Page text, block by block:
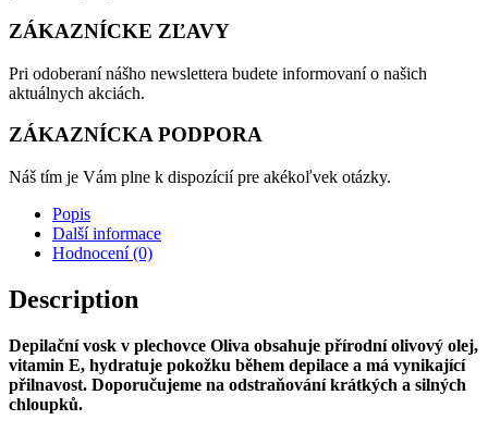
ZÁKAZNÍCKE ZĽAVY
Pri odoberaní nášho newslettera budete informovaní o našich
aktuálnych akciách.
ZÁKAZNÍCKA PODPORA
Náš tím je Vám plne k dispozícií pre akékoľvek otázky.
Popis
Další informace
Hodnocení (0)
Description
Depilační vosk v plechovce Oliva obsahuje přírodní olivový olej,
vitamin E, hydratuje pokožku během depilace a má vynikající
přilnavost. Doporučujeme na odstraňování krátkých a silných
chloupků.